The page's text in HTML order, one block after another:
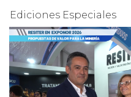
Ediciones Especiales